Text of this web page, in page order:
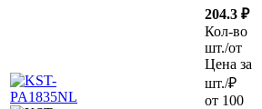
204.3 ₽
Кол-во
шт./от
Цена за
шт./₽
от 100